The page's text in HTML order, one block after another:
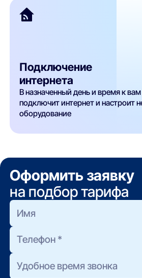
Подключение
интернета
В назначенный день и время к
подключит интернет и настроит
оборудование
Оформить заявку
на подбор тарифа